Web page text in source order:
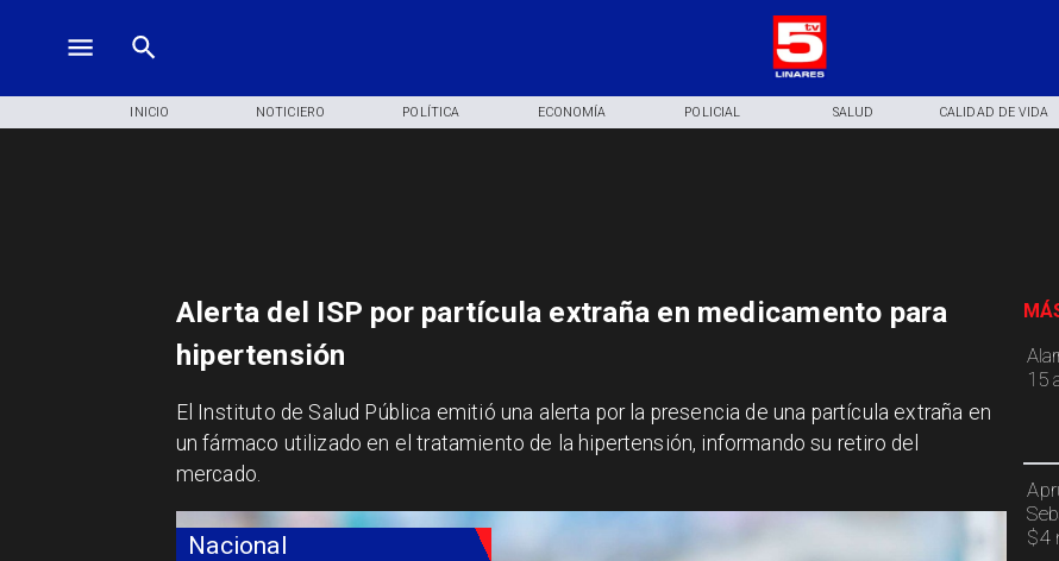
INICIO NOTICIERO POLÍTICA ECONOMÍA POLICIAL SALUD CALIDAD DE VIDA
Nacional
15
$4
Alerta del ISP por partícula extraña en medicamento para
hipertensión
El Instituto de Salud Pública emitió una alerta por la presencia de una partícula extraña en
un fármaco utilizado en el tratamiento de la hipertensión, informando su retiro del
mercado.